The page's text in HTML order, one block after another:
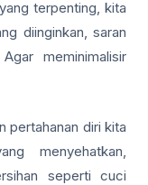
terpenting, kita
diinginkan, saran
meminimalisir
pertahanan diri kita
menyehatkan,
seperti cuci